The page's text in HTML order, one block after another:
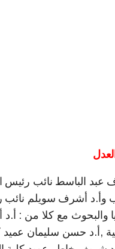
عبد الباسط نائب رئيس
وأ.د أشرف سويلم نائب
والبحوث مع كلا من : أ.د
,أ.د حسن سليمان عميد